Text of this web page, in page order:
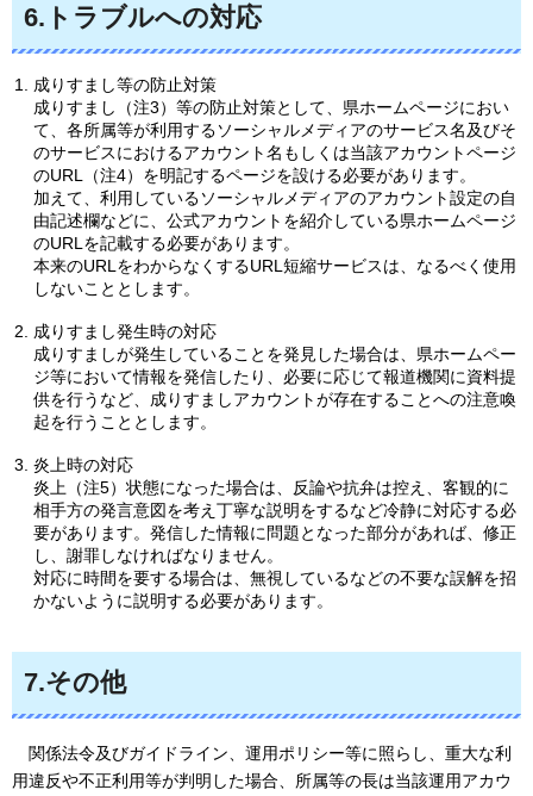
6.トラブルへの対応
成りすまし等の防止対策
成りすまし（注3）等の防止対策として、県ホームページにおい
て、各所属等が利用するソーシャルメディアのサービス名及びそ
のサービスにおけるアカウント名もしくは当該アカウントページ
のURL（注4）を明記するページを設ける必要があります。
加えて、利用しているソーシャルメディアのアカウント設定の自
由記述欄などに、公式アカウントを紹介している県ホームページ
のURLを記載する必要があります。
本来のURLをわからなくするURL短縮サービスは、なるべく使用
しないこととします。
成りすまし発生時の対応
成りすましが発生していることを発見した場合は、県ホームペー
ジ等において情報を発信したり、必要に応じて報道機関に資料提
供を行うなど、成りすましアカウントが存在することへの注意喚
起を行うこととします。
炎上時の対応
炎上（注5）状態になった場合は、反論や抗弁は控え、客観的に
相手方の発言意図を考え丁寧な説明をするなど冷静に対応する必
要があります。発信した情報に問題となった部分があれば、修正
し、謝罪しなければなりません。
対応に時間を要する場合は、無視しているなどの不要な誤解を招
かないように説明する必要があります。
7.その他
関係法令及びガイドライン、運用ポリシー等に照らし、重大な利
用違反や不正利用等が判明した場合、所属等の長は当該運用アカウ